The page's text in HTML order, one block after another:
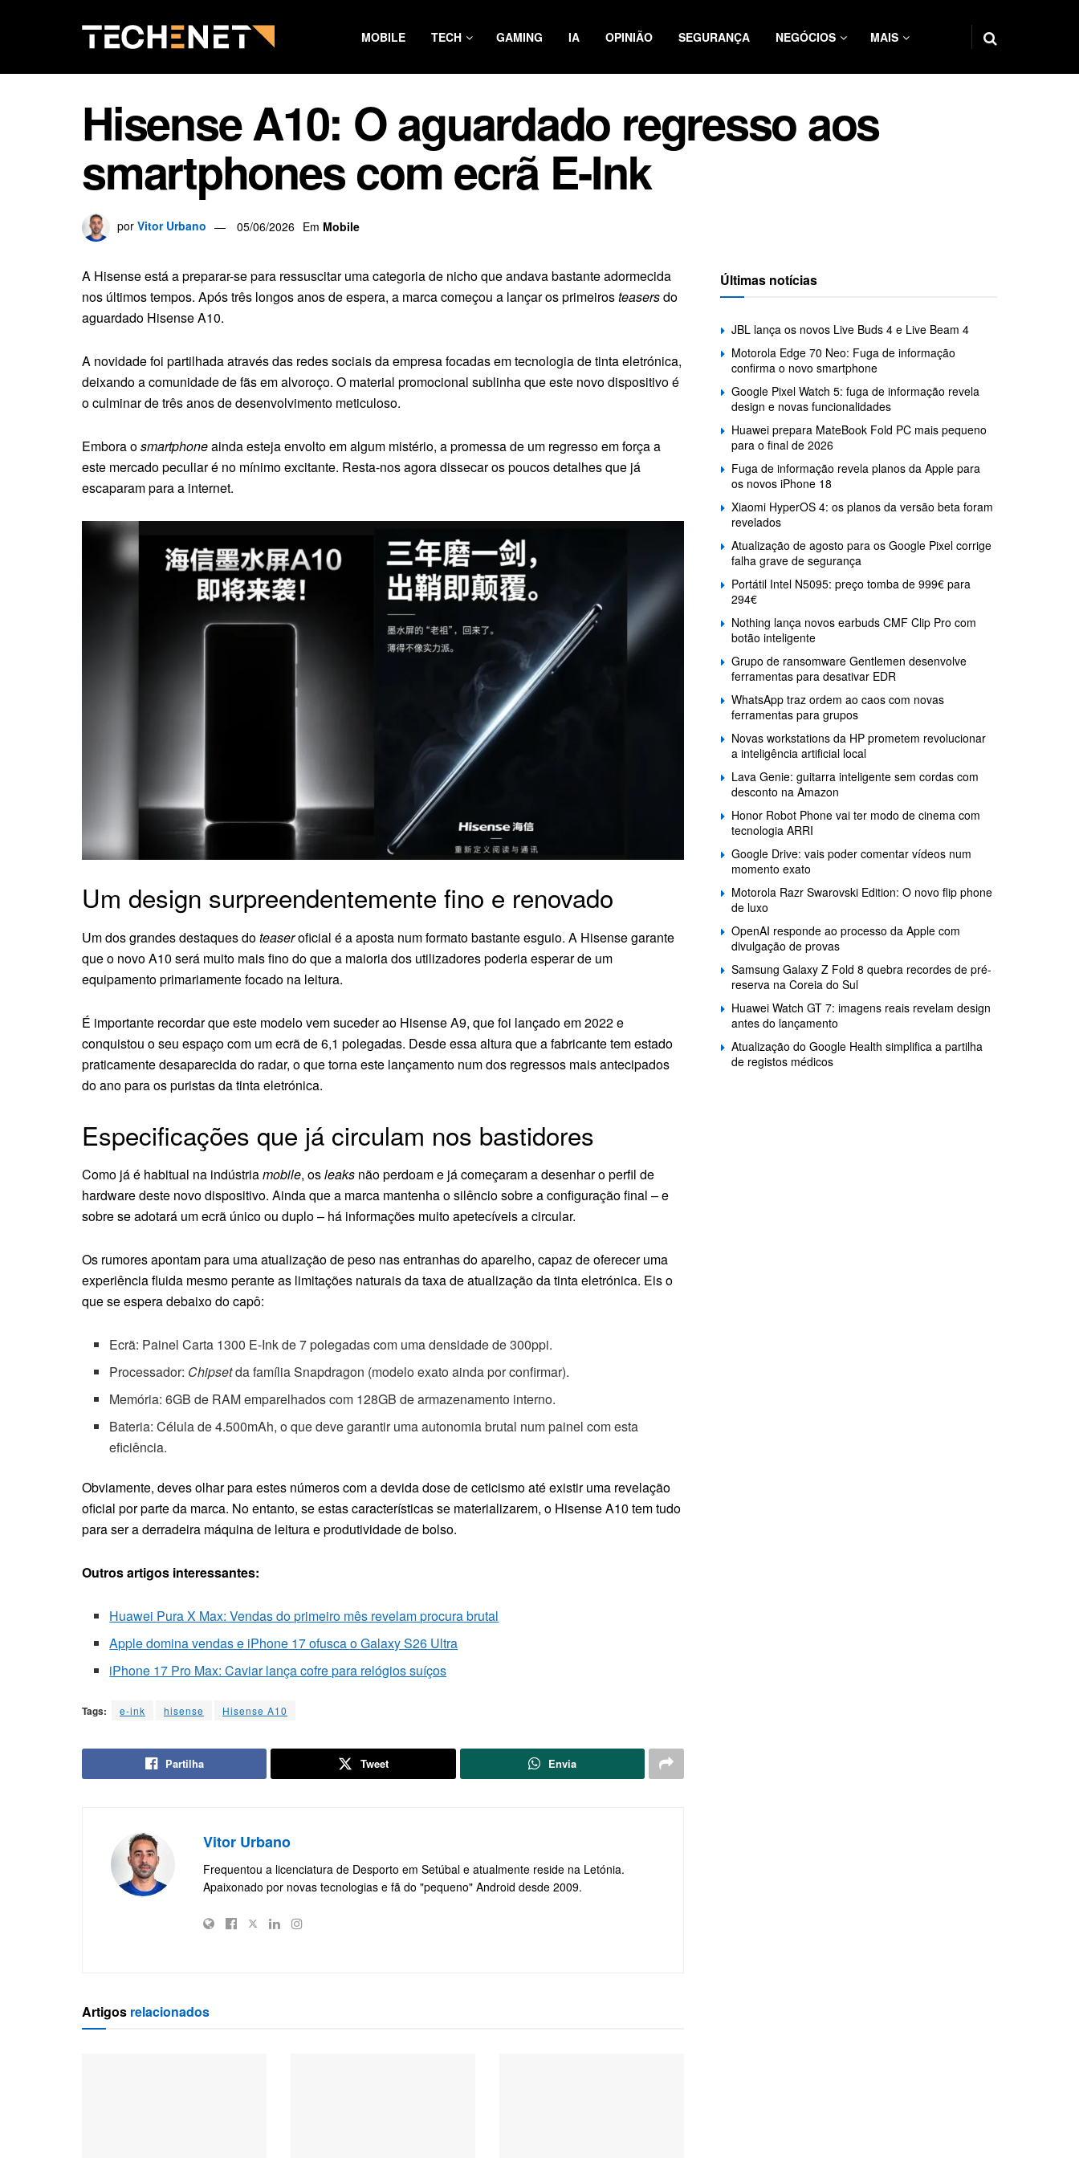
MOBILE TECH GAMING IA OPINIÃO SEGURANÇA NEGÓCIOS MAIS
Hisense A10: O aguardado regresso aos
smartphones com ecrã E-Ink
por Vitor Urbano 05/06/2026 Em Mobile
A Hisense está a preparar-se para ressuscitar uma categoria de nicho que andava bastante adormecida
nos últimos tempos. Após três longos anos de espera, a marca começou a lançar os primeirosteasersdo
aguardado Hisense A10.
A novidade foi partilhada através das redes sociais da empresa focadas em tecnologia de tinta eletrónica,
deixando a comunidade de fãs em alvoroço. O material promocional sublinha que este novo dispositivo é
o culminar de três anos de desenvolvimento meticuloso.
Embora osmartphoneainda esteja envolto em algum mistério, a promessa de um regresso em força a
este mercado peculiar é no mínimo excitante. Resta-nos agora dissecar os poucos detalhes que já
escaparam para a internet.
Um design surpreendentemente fino e renovado
Um dos grandes destaques doteaseroficial é a aposta num formato bastante esguio. A Hisense garante
que o novo A10 será muito mais fino do que a maioria dos utilizadores poderia esperar de um
equipamento primariamente focado na leitura.
É importante recordar que este modelo vem suceder ao Hisense A9, que foi lançado em 2022 e
conquistou o seu espaço com um ecrã de 6,1 polegadas. Desde essa altura que a fabricante tem estado
praticamente desaparecida do radar, o que torna este lançamento num dos regressos mais antecipados
do ano para os puristas da tinta eletrónica.
Especificações que já circulam nos bastidores
Como já é habitual na indústriamobile, osleaks não perdoam e já começaram a desenhar o perfil de
hardware deste novo dispositivo. Ainda que a marca mantenha o silêncio sobre a configuração final – e
sobre se adotará um ecrã único ou duplo – há informações muito apetecíveis a circular.
Os rumores apontam para uma atualização de peso nas entranhas do aparelho, capaz de oferecer uma
experiência fluida mesmo perante as limitações naturais da taxa de atualização da tinta eletrónica. Eis o
que se espera debaixo do capô:
Ecrã: Painel Carta 1300 E-Ink de 7 polegadas com uma densidade de 300ppi.
Processador: Chipsetda família Snapdragon (modelo exato ainda por confirmar).
Memória: 6GB de RAM emparelhados com 128GB de armazenamento interno.
Bateria: Célula de 4.500mAh, o que deve garantir uma autonomia brutal num painel com esta
eficiência.
Obviamente, deves olhar para estes números com a devida dose de ceticismo até existir uma revelação
oficial por parte da marca. No entanto, se estas características se materializarem, o Hisense A10 tem tudo
para ser a derradeira máquina de leitura e produtividade de bolso.
Outros artigos interessantes:
Huawei Pura X Max: Vendas do primeiro mês revelam procura brutal
Apple domina vendas e iPhone 17 ofusca o Galaxy S26 Ultra
iPhone 17 Pro Max: Caviar lança cofre para relógios suíços
Tags: e-ink hisense Hisense A10
Partilha Tweet Envia
Vitor Urbano
Frequentou a licenciatura de Desporto em Setúbal e atualmente reside na Letónia.
Apaixonado por novas tecnologias e fã do "pequeno" Android desde 2009.
Artigos relacionados
Últimas notícias
JBL lança os novos Live Buds 4 e Live Beam 4
Motorola Edge 70 Neo: Fuga de informação
confirma o novo smartphone
Google Pixel Watch 5: fuga de informação revela
design e novas funcionalidades
Huawei prepara MateBook Fold PC mais pequeno
para o final de 2026
Fuga de informação revela planos da Apple para
os novos iPhone 18
Xiaomi HyperOS 4: os planos da versão beta foram
revelados
Atualização de agosto para os Google Pixel corrige
falha grave de segurança
Portátil Intel N5095: preço tomba de 999€ para
294€
Nothing lança novos earbuds CMF Clip Pro com
botão inteligente
Grupo de ransomware Gentlemen desenvolve
ferramentas para desativar EDR
WhatsApp traz ordem ao caos com novas
ferramentas para grupos
Novas workstations da HP prometem revolucionar
a inteligência artificial local
Lava Genie: guitarra inteligente sem cordas com
desconto na Amazon
Honor Robot Phone vai ter modo de cinema com
tecnologia ARRI
Google Drive: vais poder comentar vídeos num
momento exato
Motorola Razr Swarovski Edition: O novo flip phone
de luxo
OpenAI responde ao processo da Apple com
divulgação de provas
Samsung Galaxy Z Fold 8 quebra recordes de pré-
reserva na Coreia do Sul
Huawei Watch GT 7: imagens reais revelam design
antes do lançamento
Atualização do Google Health simplifica a partilha
de registos médicos